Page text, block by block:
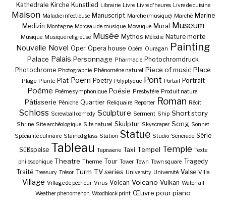
Kathedrale Kirche Kunstlied Librairie Livre Livre d'heures Livre de cuisine
Maison Maladie infectieuse Manuscript Marche (musique) Marché Marine
Medizin Montagne Morceau de musique Mosaïque Mural Museum
Musique Musique religieuse Musée Mythos Mélodie Nature morte
Nouvelle Novel Oper Opera house Opéra Ouragan Painting
Palace Palais Personnage Pharmacie Photochromdruck
Photochrome Photographie Phénomène naturel Piece of music Place
Plage Plante Plat Poem Poetry Polyptyque Pont Portail Portrait
Poème Poème symphonique Poésie Presbytère Produit naturel
Pâtisserie Péniche Quartier Reliquaire Reporter Roman Récit
Schloss Screwball oomedy Sculpture Serment Ship Short story
Shrine Site archéologique Site naturel Skulptur Skyscraper Song Sonnet
Spécialité culinaire Stained glass Station Statue Studio Sénérade Série
Süßspeise Tableau Tapisserie Taxi Tempel Temple Texte
philosophique Theatre Therme Tour Tower Town Town square Tragedy
Traité Treasury Trésor Turm TV series University Université Valse Villa
Village Village de pêcheur Virus Volcan Volcano Vulkan Waterfall
Weather phenomenon Woodblock print Œuvre pour piano